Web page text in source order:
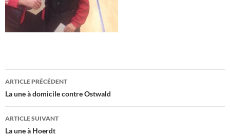
Navigation
des
articles
ARTICLE PRÉCÉDENT
La une à domicile contre Ostwald
ARTICLE SUIVANT
La une à Hoerdt